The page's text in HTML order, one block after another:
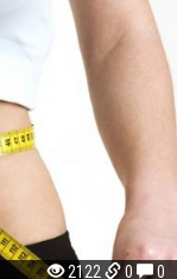
2122 0 0